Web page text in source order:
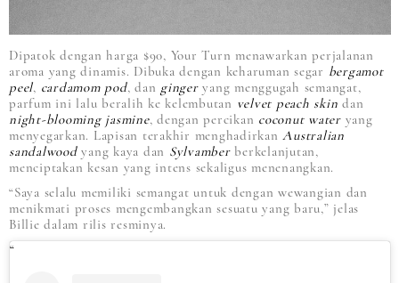
Dipatok dengan harga $90, Your Turn menawarkan perjalanan
aroma yang dinamis. Dibuka dengan keharuman segar bergamot
peel, cardamom pod, dan gingeryang menggugah semangat,
parfum ini lalu beralih ke kelembutan velvet peach skin dan
night-blooming jasmine, dengan percikan coconut wateryang
menyegarkan. Lapisan terakhir menghadirkanAustralian
sandalwoodyang kaya dan Sylvamberberkelanjutan,
menciptakan kesan yang intens sekaligus menenangkan.
“Saya selalu memiliki semangat untuk dengan wewangian dan
menikmati proses mengembangkan sesuatu yang baru,” jelas
Billie dalam rilis resminya.